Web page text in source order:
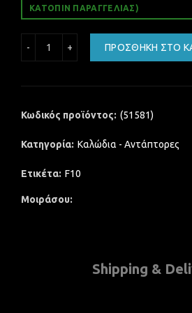
ΚΑΤΌΠΙΝ ΠΑΡΑΓΓΕΛΊΑΣ)
ΠΡΟΣΘΉΚΗ ΣΤΟ
Κωδικός προϊόντος: (51581)
Κατηγορία: Καλώδια - Αντάπτορες
Ετικέτα: F10
Μοιράσου
Shipping &